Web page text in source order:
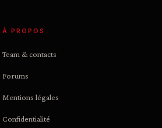
À PROPOS
Team & contacts
Forums
Mentions légales
Confidentialité